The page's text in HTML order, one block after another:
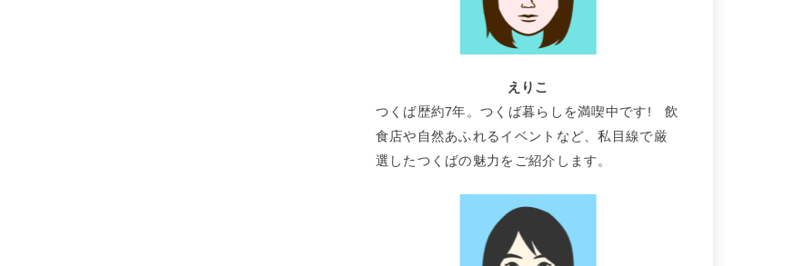
えりこ
つくば歴約7年。つくば暮らしを満喫中です! 飲
食店や自然あふれるイベントなど、私目線で厳
選したつくばの魅力をご紹介します。